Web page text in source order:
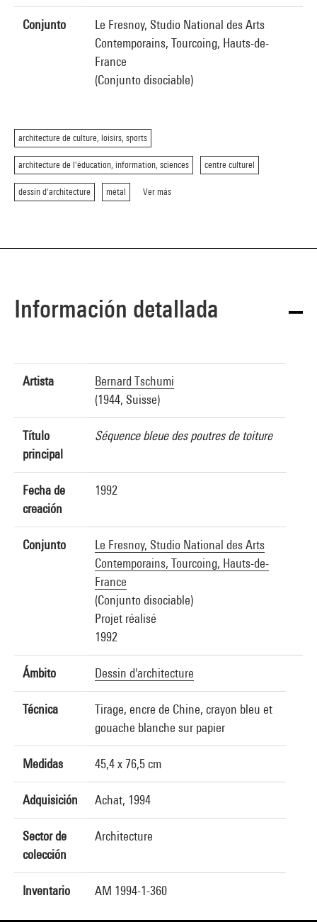
Conjunto
Le Fresnoy, Studio National des Arts
Contemporains, Tourcoing, Hauts-de-
France
(Conjunto disociable)
architecture de culture, loisirs, sports
architecture de l'éducation, information, sciences centre culturel
dessin d'architecture métal Ver más
Información detallada
Artista
Bernard Tschumi
(1944, Suisse)
Título
principal
Séquence bleue des poutres de toiture
Fecha de
creación
1992
Conjunto
Le Fresnoy, Studio National des Arts
Contemporains, Tourcoing, Hauts-de-
France
(Conjunto disociable)
Projet réalisé
1992
Ámbito Dessin d'architecture
Técnica
Tirage, encre de Chine, crayon bleu et
gouache blanche sur papier
Medidas 45,4 x 76,5 cm
Adquisición Achat, 1994
Sector de
colección
Architecture
Inventario AM 1994-1-360